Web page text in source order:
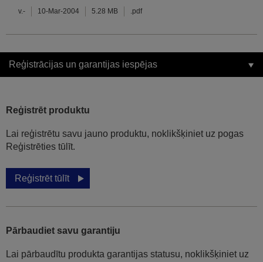
v.- 10-Mar-2004 5.28 MB .pdf
Reģistrācijas un garantijas iespējas
Reģistrēt produktu
Lai reģistrētu savu jauno produktu, noklikšķiniet uz pogas
Reģistrēties tūlīt.
Reģistrēt tūlīt
Pārbaudiet savu garantiju
Lai pārbaudītu produkta garantijas statusu, noklikšķiniet uz